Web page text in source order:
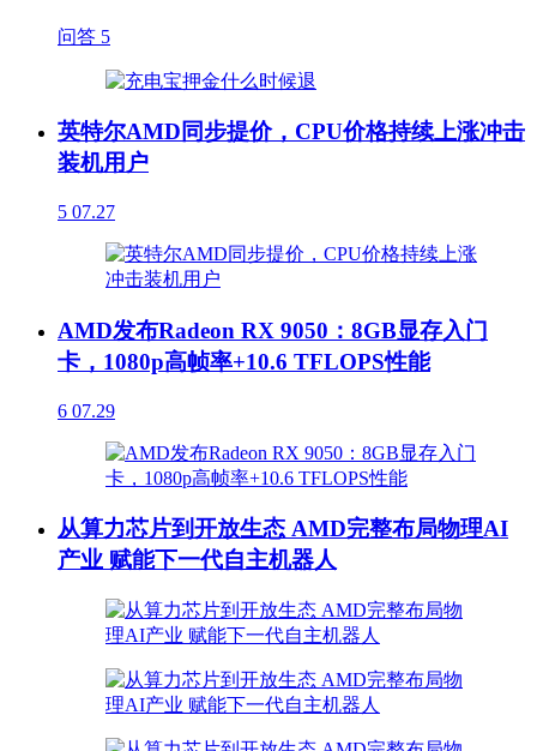
问答 5
英特尔AMD同步提价，CPU价格持续上涨冲击
装机用户
5 07.27
AMD发布Radeon RX 9050：8GB显存入门
卡，1080p高帧率+10.6 TFLOPS性能
6 07.29
从算力芯片到开放生态 AMD完整布局物理AI
产业 赋能下一代自主机器人